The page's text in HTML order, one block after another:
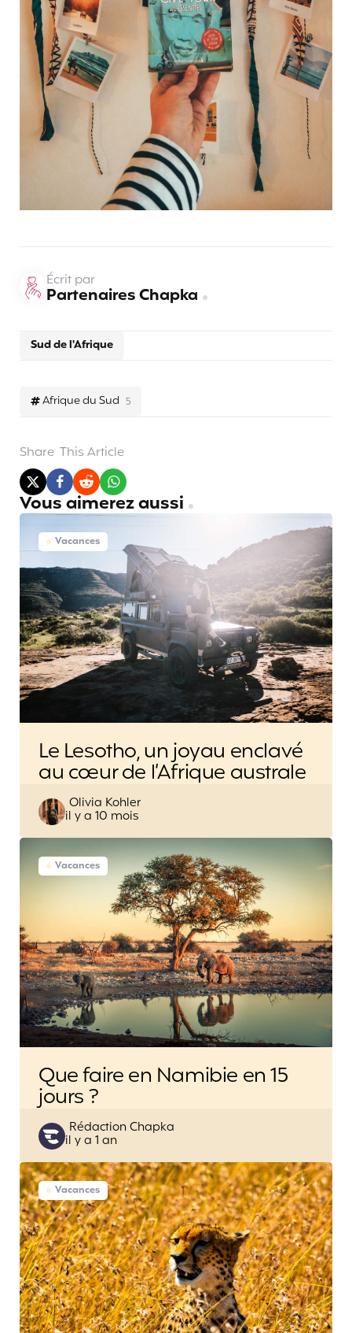
Afrique du Sud 5
Sud de l'Afrique
Écrit par
Partenaires Chapka
Share This Article
Vous aimerez aussi
Vacances
Le Lesotho, un joyau enclavé
au cœur de l’Afrique australe
Posted
by
Olivia Kohler
il y a 10 mois
Vacances
Que faire en Namibie en 15
jours ?
Posted
by
Rédaction Chapka
il y a 1 an
Vacances